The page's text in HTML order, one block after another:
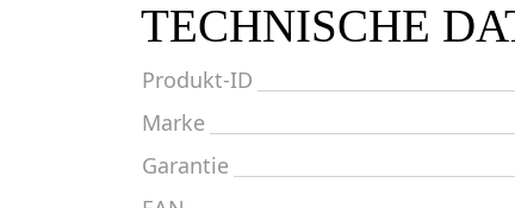
TECHNISCHE
Produkt-ID
Marke
Garantie